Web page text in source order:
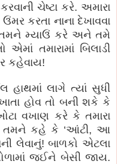
ચેષ્ટા કરે. અમારા
કરતા નાના દેખાવવા
મ્યાઉં કરે અને તમે
તમારામાં બિલાડી
કહેવાય!
હાથમાં લાગે ત્યાં સુધી
હોવ તો બની શકે કે
વખાણ કરે કે તમારા
તમને કહે કે ‘આંટી, આ
લેવાનું! બાળકો એટલા
જઈને બેસી જાય.